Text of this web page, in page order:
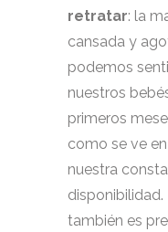
retratar: la
cansada y
podemos
nuestros
primeros
como se ve
nuestra
disponibilidad.
también es